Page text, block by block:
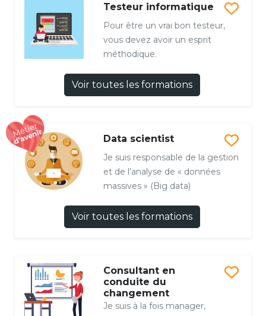
Testeur informatique
Pour être un vrai bon testeur,
vous devez avoir un esprit
méthodique.
Voir toutes les formations
Data scientist
Je suis responsable de la gestion
et de l’analyse de « données
massives » (Big data)
Voir toutes les formations
Consultant en
conduite du
changement
Je suis à la fois manager,